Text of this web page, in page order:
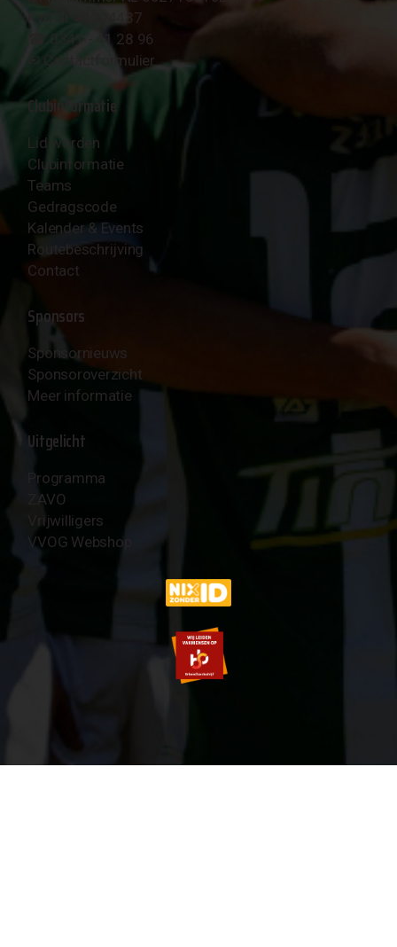
KvK Nr 40094437
☎︎ 0341 - 41 28 96
✉︎ Contactformulier
Clubinformatie
Lid worden
Clubinformatie
Teams
Gedragscode
Kalender & Events
Routebeschrijving
Contact
Sponsors
Sponsornieuws
Sponsoroverzicht
Meer informatie
Uitgelicht
Programma
ZAVO
Vrijwilligers
VVOG Webshop